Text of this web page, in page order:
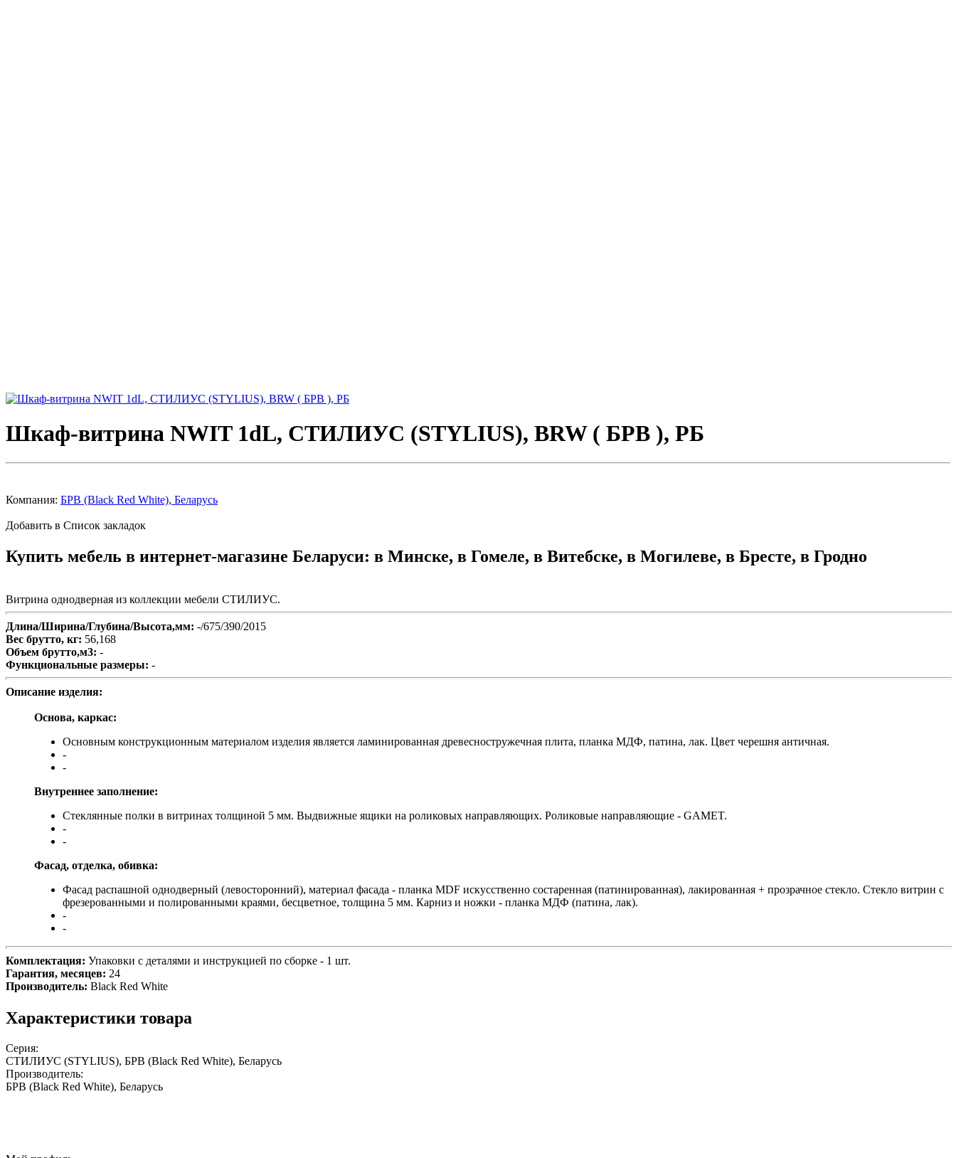
Шкаф-витрина NWIT 1dL, СТИЛИУС (STYLIUS), BRW ( БРВ ), РБ
Компания: БРВ (Black Red White), Беларусь
Добавить в Список закладок
Купить мебель в интернет-магазине Беларуси: в Минске, в Гомеле, в Витебске, в Могилеве, в Бресте, в Гродно
Витрина однодверная из коллекции мебели СТИЛИУС.
Длина/Ширина/Глубина/Высота,мм: -/675/390/2015
Вес брутто, кг: 56,168
Объем брутто,м3: -
Функциональные размеры: -
Описание изделия:
Основа, каркас:
Основным конструкционным материалом изделия является ламинированная древесностружечная плита, планка МДФ, патина, лак. Цвет черешня античная.
-
-
Внутреннее заполнение:
Стеклянные полки в витринах толщиной 5 мм. Выдвижные ящики на роликовых направляющих. Роликовые направляющие - GAMET.
-
-
Фасад, отделка, обивка:
Фасад распашной однодверный (левосторонний), материал фасада - планка MDF искусственно состаренная (патинированная), лакированная + прозрачное стекло. Стекло витрин с
фрезерованными и полированными краями, бесцветное, толщина 5 мм. Карниз и ножки - планка МДФ (патина, лак).
-
-
Комплектация: Упаковки с деталями и инструкцией по сборке - 1 шт.
Гарантия, месяцев: 24
Производитель: Black Red White
Характеристики товара
Серия:
СТИЛИУС (STYLIUS), БРВ (Black Red White), Беларусь
Производитель:
БРВ (Black Red White), Беларусь